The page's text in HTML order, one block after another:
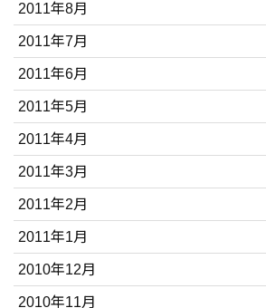
2011年8月
2011年7月
2011年6月
2011年5月
2011年4月
2011年3月
2011年2月
2011年1月
2010年12月
2010年11月